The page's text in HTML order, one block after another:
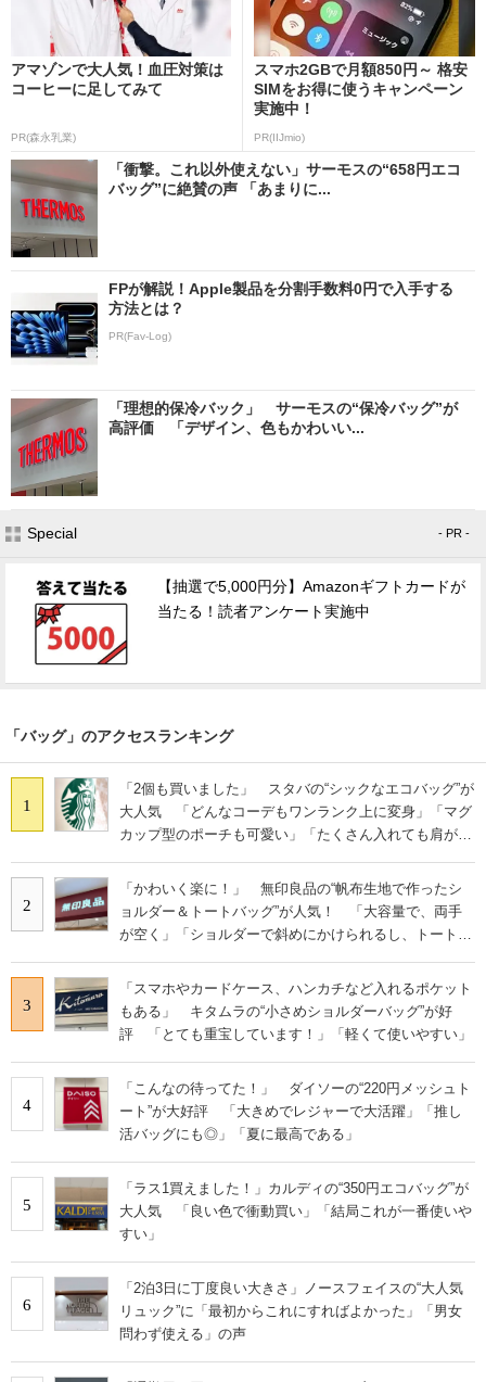
アマゾンで大人気！血圧対策は
コーヒーに足してみて
PR(森永乳業)
スマホ2GBで月額850円～ 格安
SIMをお得に使うキャンペーン
実施中！
PR(IIJmio)
「衝撃。これ以外使えない」サーモスの“658円エコ
バッグ”に絶賛の声 「あまりに...
FPが解説！Apple製品を分割手数料0円で入手する
方法とは？
PR(Fav-Log)
「理想的保冷バック」 サーモスの“保冷バッグ”が
高評価 「デザイン、色もかわいい...
Special - PR -
【抽選で5,000円分】Amazonギフトカードが
当たる！読者アンケート実施中
「バッグ」のアクセスランキング
1
「2個も買いました」 スタバの“シックなエコバッグ”が
大人気 「どんなコーデもワンランク上に変身」「マグ
カップ型のポーチも可愛い」「たくさん入れても肩が痛
2
「かわいく楽に！」 無印良品の“帆布生地で作ったシ
ョルダー＆トートバッグ”が人気！ 「大容量で、両手
が空く」「ショルダーで斜めにかけられるし、トートで
3
「スマホやカードケース、ハンカチなど入れるポケット
もある」 キタムラの“小さめショルダーバッグ”が好
評 「とても重宝しています！」「軽くて使いやすい」
4
「こんなの待ってた！」 ダイソーの“220円メッシュト
ート”が大好評 「大きめでレジャーで大活躍」「推し
活バッグにも◎」「夏に最高である」
5
「ラス1買えました！」カルディの“350円エコバッグ”が
大人気 「良い色で衝動買い」「結局これが一番使いや
すい」
6
「2泊3日に丁度良い大きさ」ノースフェイスの“大人気
リュック”に「最初からこれにすればよかった」「男女
問わず使える」の声